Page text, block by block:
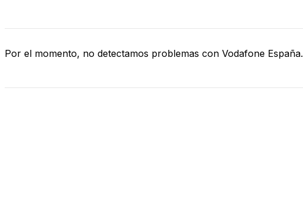
Por el momento, no detectamos problemas con Vodafone España.